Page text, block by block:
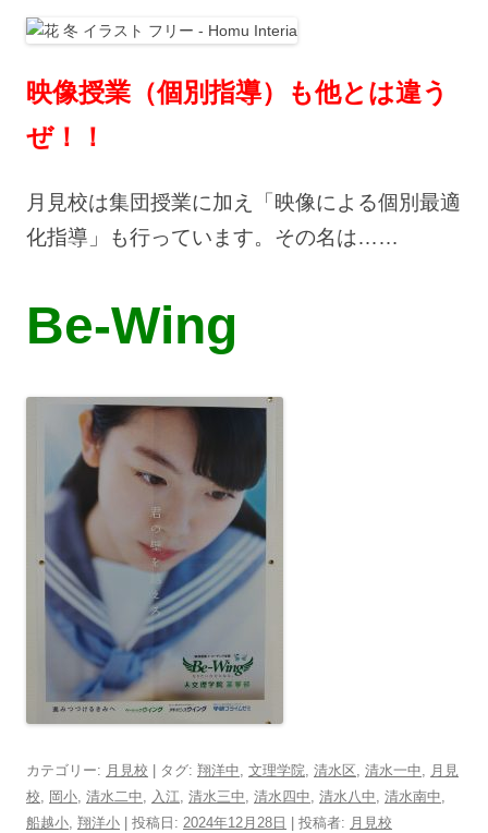
映像授業（個別指導）も他とは違う
ぜ！！
月見校は集団授業に加え「映像による個別最適
化指導」も行っています。その名は……
Be-Wing
カテゴリー: 月見校 | タグ: 翔洋中 文理学院 清水区 清水一中
月見
校
岡小 清水二中 入江 清水三中 清水四中 清水八中 清水南中
船越小 翔洋小 | 投稿日: 2024年12月28日 | 投稿者: 月見校